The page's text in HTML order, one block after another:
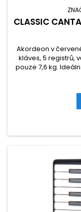
CLASSIC
Akordeon v
kláves, 5 registrů,
pouze 7,6 kg.